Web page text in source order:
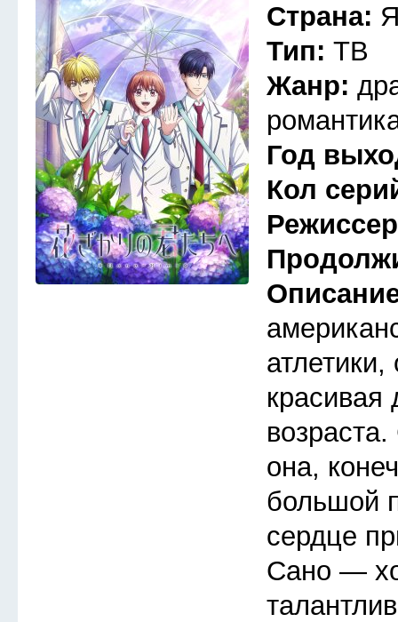
Страна:
Тип: ТВ
Жанр:
Год
Кол
красивая
она,
большой
сердце
Сано —